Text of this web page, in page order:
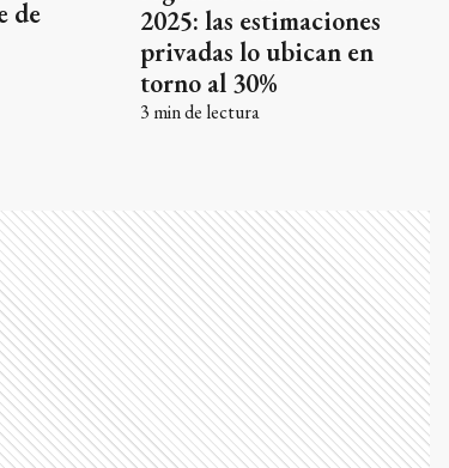
de
2025: las estimaciones
privadas lo ubican en
torno al 30%
3 min de lectura